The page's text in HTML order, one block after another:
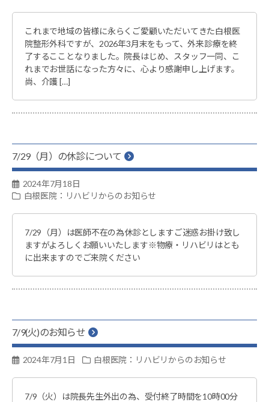
島
県
安
来
市
荒
1817-
これまで地域の皆様に永らくご愛顧いただいてきた白根医
院整形外科ですが、2026年3月末をもって、外来診療を終
了するこことなりました。院長はじめ、スタッフ一同、こ
れまでお世話になった方々に、心より感謝申し上げます。
尚、介護 […]
7/29（月）の休診について
2024年7月18日
白根医院：リハビリからのお知らせ
7/29（月）は医師不在の為休診としますご迷惑お掛け致し
ますがよろしくお願いいたします※物療・リハビリはとも
に出来ますのでご来院ください
7/9(火)のお知らせ
2024年7月1日 白根医院：リハビリからのお知らせ
7/9（火）は院長先生外出の為、受付終了時間を10時00分